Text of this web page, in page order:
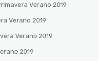
Verano 2019
Verano 2019
Verano 2019
2019